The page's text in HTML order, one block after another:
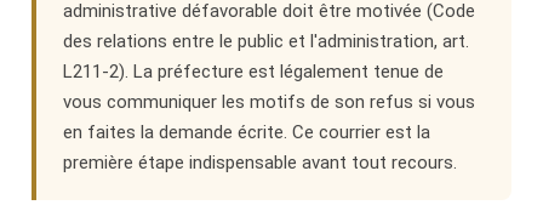
administrative défavorable doit être motivée (Code
des relations entre le public et l'administration, art.
L211-2). La préfecture est légalement tenue de
vous communiquer les motifs de son refus si vous
en faites la demande écrite. Ce courrier est la
première étape indispensable avant tout recours.